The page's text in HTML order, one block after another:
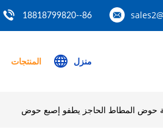
86--18818799820
منزل المنتجات
حوض المطاط الحاجز يطفو إصبع حوض